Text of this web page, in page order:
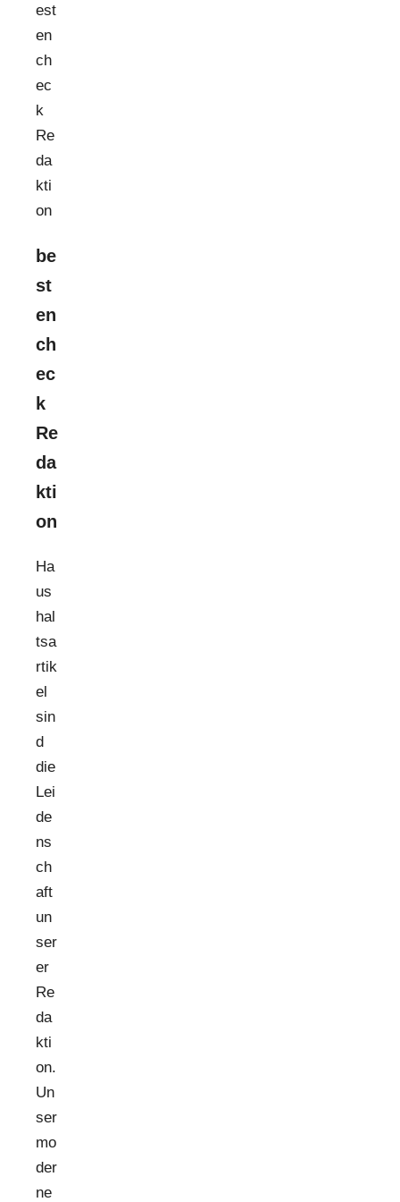
be
st
en
ch
ec
k
Re
da
kti
on
Ha
us
hal
tsa
rtik
el
sin
d
die
Lei
de
ns
ch
aft
un
ser
er
Re
da
kti
on.
Un
ser
mo
der
ne